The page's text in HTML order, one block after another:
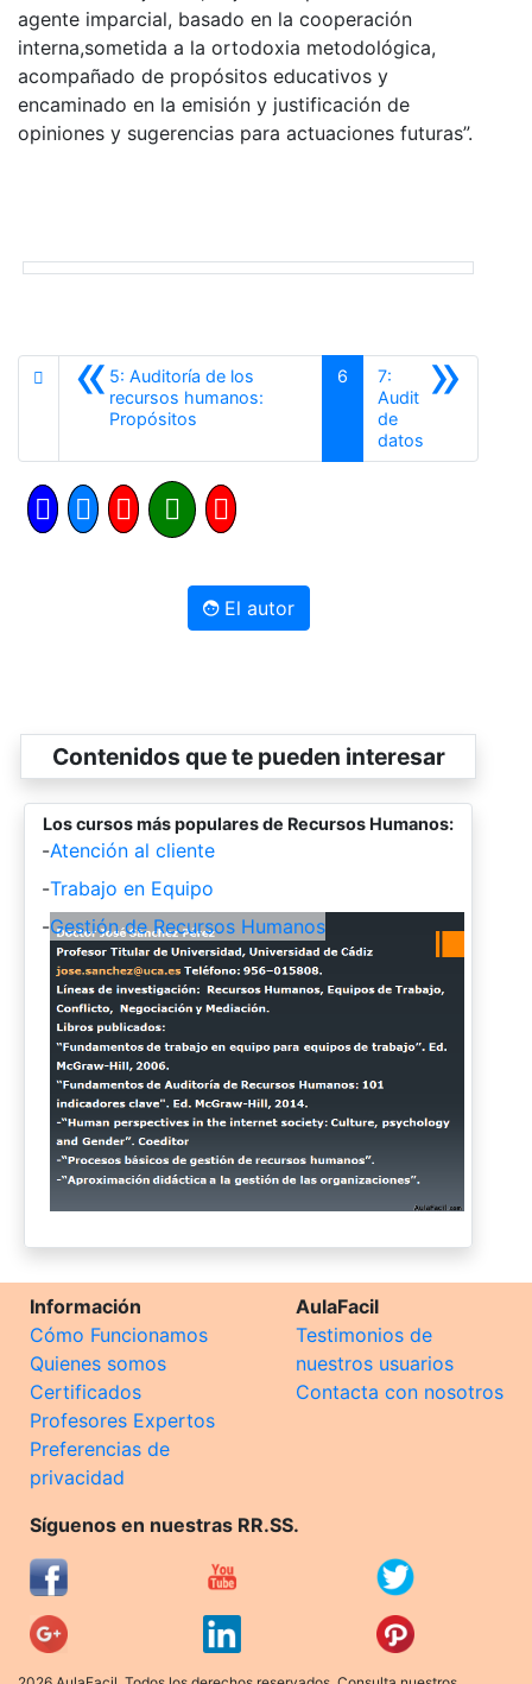
agente imparcial, basado en la cooperación
interna,sometida a la ortodoxia metodológica,
acompañado de propósitos educativos y
encaminado en la emisión y justificación de
opiniones y sugerencias para actuaciones futuras”.
«5: Auditoría de los
recursos humanos:
Propósitos
6 »
7:
Audit
de
datosSiguiente
El autor
Contenidos que te pueden interesar
Los cursos más populares de Recursos Humanos:
-Atención al cliente
-Trabajo en Equipo
-Gestión de Recursos Humanos
Información
Cómo Funcionamos
Quienes somos
Certificados
Profesores Expertos
Preferencias de
privacidad
AulaFacil
Testimonios de
nuestros usuarios
Contacta con nosotros
Síguenos en nuestras RR.SS.